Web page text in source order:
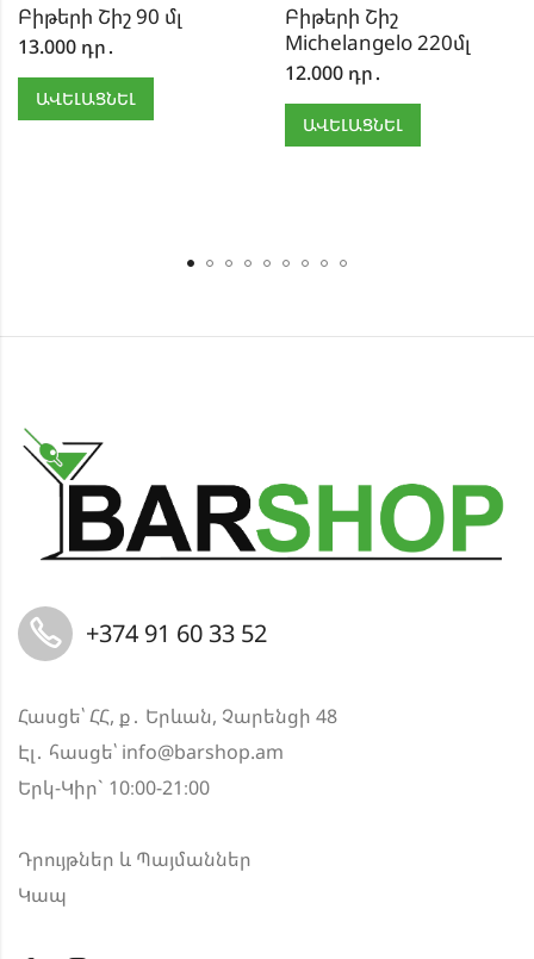
Բիթերի Շիշ 90 մլ
13.000 դր․
ԱՎԵԼԱՑՆԵԼ
Բիթերի Շիշ
Michelangelo 220մլ
12.000 դր․
ԱՎԵԼԱՑՆԵԼ
+374 91 60 33 52
Հասցե՝ ՀՀ, ք․ Երևան, Չարենցի 48
Էլ․ հասցե՝ info@barshop.am
Երկ-Կիր` 10։00-21։00
Դրույթներ և Պայմաններ
Կապ